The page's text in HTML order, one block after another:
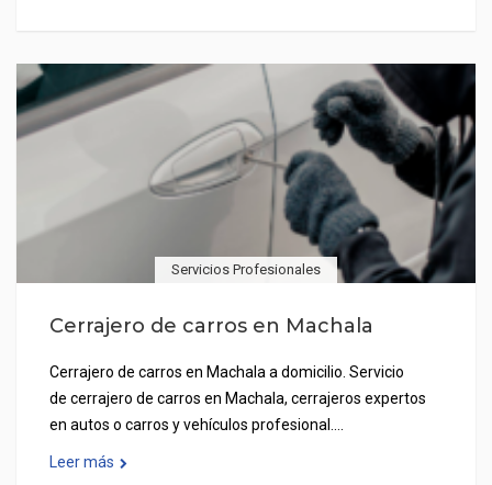
Servicios Profesionales
Cerrajero de carros en Machala
Cerrajero de carros en Machala a domicilio. Servicio
de cerrajero de carros en Machala, cerrajeros expertos
en autos o carros y vehículos profesional.…
Leer más